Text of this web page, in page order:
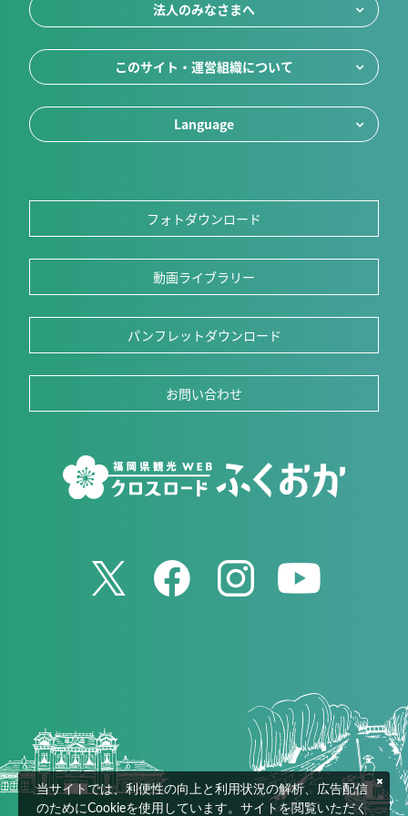
法人のみなさまへ
このサイト・運営組織について
Language
フォトダウンロード
動画ライブラリー
パンフレットダウンロード
お問い合わせ
当サイトでは、利便性の向上と利用状況の解析、広告配信
のためにCookieを使用しています。サイトを閲覧いただく